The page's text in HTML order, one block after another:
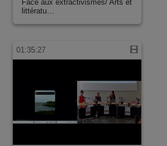
Face aux extractivismes/ Arts et
littératu…
01:35:27